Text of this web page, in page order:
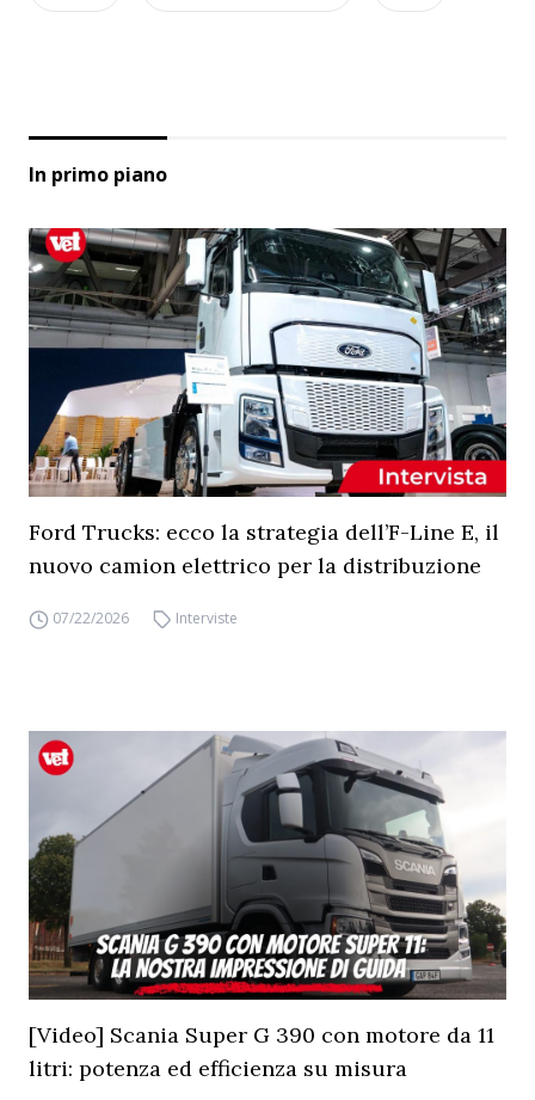
In primo piano
Ford Trucks: ecco la strategia dell’F-Line E, il
nuovo camion elettrico per la distribuzione
07/22/2026 Interviste
[Video] Scania Super G 390 con motore da 11
litri: potenza ed efficienza su misura